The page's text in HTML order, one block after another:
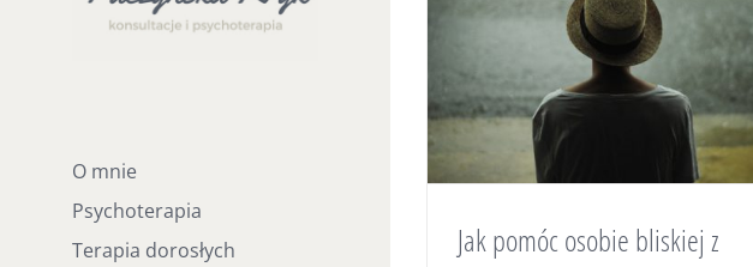
O mnie
Psychoterapia
Terapia dorosłych
Jak pomóc osobie bliskiej z